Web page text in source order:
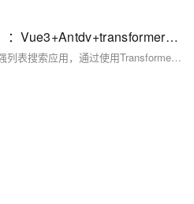
前端大模型应用笔记（三）：Vue3+Antdv+transformers+本地模型实现浏览器端侧增强搜索
本文介绍了一个纯前端实现的增强列表搜索应用，通过使用Transformer模型，实现了更智能的搜索功能，如使用“番茄”可以搜索到“西红柿”。项目基于Vue3和Ant Design Vue，使用了Xenova的bge-base-zh-v1.5模型。文章详细介绍了从环境搭建、数据准备到具体实现的全过程，并展示了实际效果和待改进点。